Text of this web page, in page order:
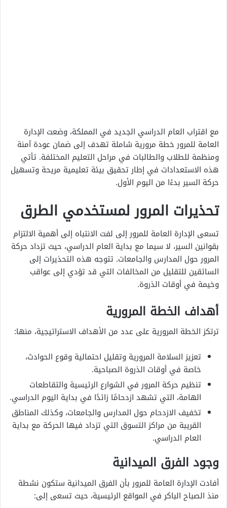
مع اقتراب العام الدراسي الجديد في المملكة، وضعت الإدارة
العامة للمرور خطة مرورية شاملة تهدف إلى ضمان عودة آمنة
ومنظمة للطلاب والطالبات في مراحل التعليم المختلفة. تأتي
هذه الاستعدادات في إطار تحقيق بيئة تعليمية مريحة وتسهيل
حركة السير بدءًا من اليوم الأول.
تحذيرات المرور لمستخدمي الطرق
تسعى الإدارة العامة للمرور إلى لفت الانتباه إلى أهمية الالتزام
بقوانين السير، لا سيما مع بداية العام الدراسي، حيث تزداد حركة
المرور حول المدارس والجامعات. تتوجه هذه التحذيرات إلى
السائقين للتقليل من المخالفات التي قد تؤدي إلى عواقب
وخيمة في أوقات الذروة.
أهداف الخطة المرورية
ترتكز الخطة المرورية على عدد من الأهداف الاستراتيجية، منها:
تعزيز السلامة المرورية وتقليل احتمالية وقوع الحوادث،
خاصة في أوقات الذروة الصباحية.
تنظيم حركة المرور في الشوارع الرئيسية والتقاطعات
الهامة، التي تشهد ازدحامًا زائدًا في بداية اليوم الدراسي.
تخفيف الازدحام حول المدارس والجامعات، وكذلك المناطق
القريبة من مراكز التسوق التي تزداد فيها الحركة مع بداية
العام الدراسي.
وجود الفرق الميدانية
أفادت الإدارة العامة للمرور بأن الفرق الميدانية ستكون نشطة
منذ الصباح الباكر في المواقع الرئيسية، حيث تسعى إلى: